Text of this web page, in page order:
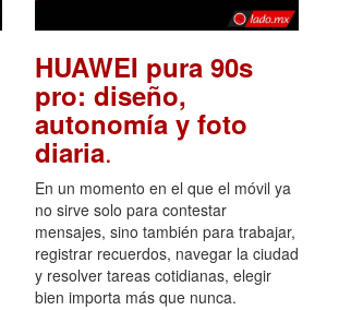
HUAWEI pura 90s
pro: diseño,
autonomía y foto
diaria.
En un momento en el que el móvil ya
no sirve solo para contestar
mensajes, sino también para trabajar,
registrar recuerdos, navegar la ciudad
y resolver tareas cotidianas, elegir
bien importa más que nunca.